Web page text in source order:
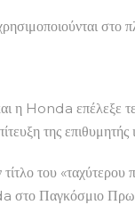
η Honda επέλεξε
της
του «ταχύτερου
στο Παγκόσμιο